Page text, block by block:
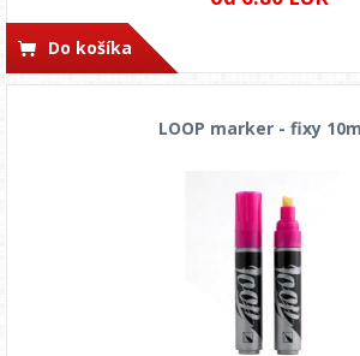
Do košíka
LOOP marker - fixy